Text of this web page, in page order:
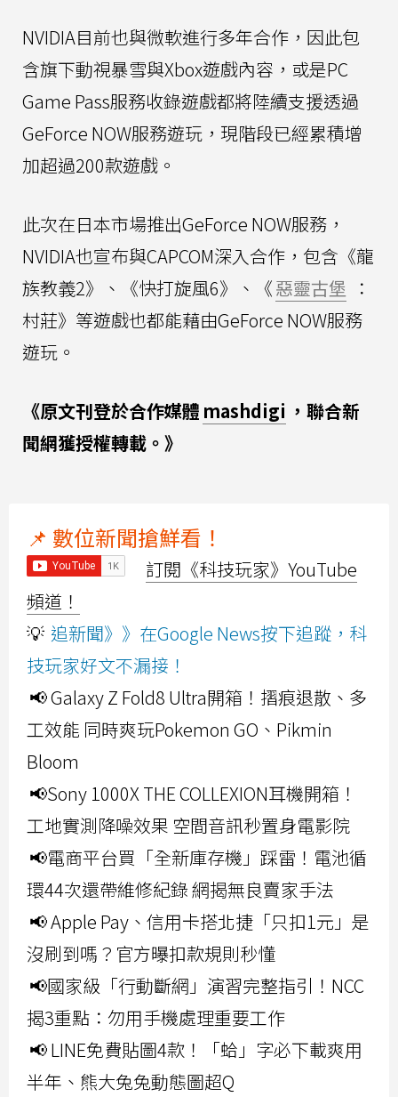
NVIDIA目前也與微軟進行多年合作，因此包
含旗下動視暴雪與Xbox遊戲內容，或是PC
Game Pass服務收錄遊戲都將陸續支援透過
GeForce NOW服務遊玩，現階段已經累積增
加超過200款遊戲。
此次在日本市場推出GeForce NOW服務，
NVIDIA也宣布與CAPCOM深入合作，包含《龍
族教義2》、《快打旋風6》、《惡靈古堡
：
村莊》等遊戲也都能藉由GeForce NOW服務
遊玩。
《原文刊登於合作媒體 mashdigi ，聯合新
聞網獲授權轉載。》
📌 數位新聞搶鮮看！
訂閱《科技玩家》YouTube
頻道！
💡 追新聞》》在Google News按下追蹤，科
技玩家好文不漏接！
📢 Galaxy Z Fold8 Ultra開箱！摺痕退散、多
工效能 同時爽玩Pokemon GO、Pikmin
Bloom
📢Sony 1000X THE COLLEXION耳機開箱！
工地實測降噪效果 空間音訊秒置身電影院
📢電商平台買「全新庫存機」踩雷！電池循
環44次還帶維修紀錄 網揭無良賣家手法
📢 Apple Pay、信用卡搭北捷「只扣1元」是
沒刷到嗎？官方曝扣款規則秒懂
📢國家級「行動斷網」演習完整指引！NCC
揭3重點：勿用手機處理重要工作
📢 LINE免費貼圖4款！「蛤」字必下載爽用
半年、熊大兔兔動態圖超Q